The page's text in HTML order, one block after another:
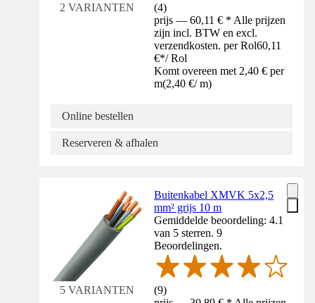
2 VARIANTEN (4)
prijs — 60,11 € * Alle prijzen
zijn incl. BTW en excl.
verzendkosten. per Rol60,11
€*/ Rol
Komt overeen met 2,40 € per
m(2,40 €/ m)
Online bestellen
Reserveren & afhalen
5 VARIANTEN
Buitenkabel XMVK 5x2,5
mm² grijs 10 m
Gemiddelde beoordeling: 4.1
van 5 sterren. 9
Beoordelingen.
(9)